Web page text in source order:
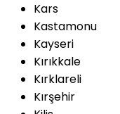
Kars
Kastamonu
Kayseri
Kırıkkale
Kırklareli
Kırşehir